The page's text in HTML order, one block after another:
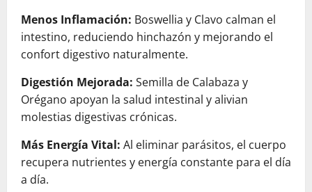
Menos Inflamación: Boswellia y Clavo calman el
intestino, reduciendo hinchazón y mejorando el
confort digestivo naturalmente.
Digestión Mejorada: Semilla de Calabaza y
Orégano apoyan la salud intestinal y alivian
molestias digestivas crónicas.
Más Energía Vital: Al eliminar parásitos, el cuerpo
recupera nutrientes y energía constante para el día
a día.